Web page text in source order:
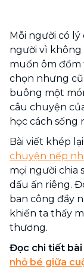
Mỗi người có
người vì không
muốn ôm đồm
chọn nhưng
buông một
câu chuyện
học cách sống
Bài viết khép
chuyện nếp
mọi người chia
dấu ấn riêng.
ban công đầy
khiến ta thấy
thương.
Đọc chi tiết bài
nhỏ bé giữa